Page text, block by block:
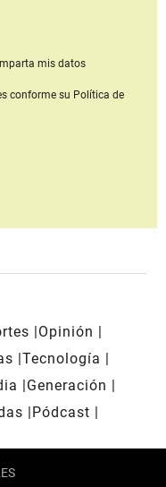
mis datos
conforme su Política de
Opinión
Tecnología
Generación
Pódcast